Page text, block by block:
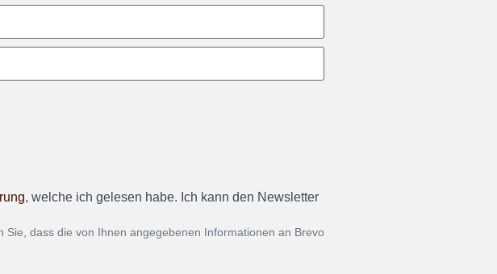
, welche ich gelesen habe. Ich kann den Newsletter
dass die von Ihnen angegebenen Informationen an Brevo